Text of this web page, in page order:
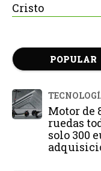
Cristo
POPULAR
Motor de
ruedas
solo 300